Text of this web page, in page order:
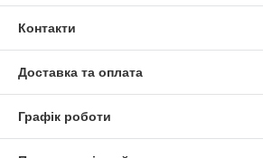
Контакти
Доставка та оплата
Графік роботи